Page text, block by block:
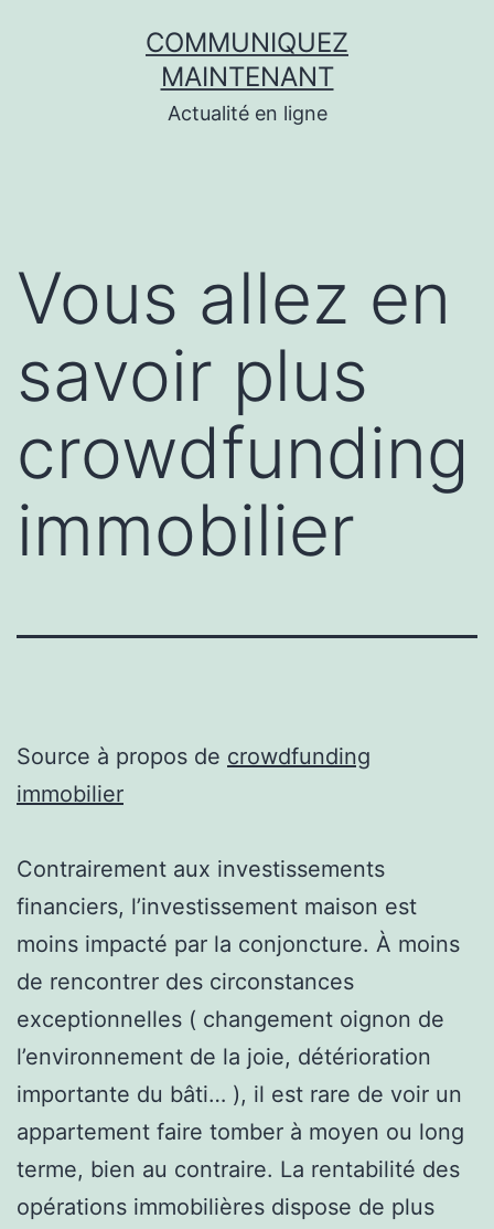
COMMUNIQUEZ
MAINTENANT
Actualité en ligne
Vous allez en
savoir plus
crowdfunding
immobilier
Source à propos de crowdfunding
immobilier
Contrairement aux investissements
financiers, l’investissement maison est
moins impacté par la conjoncture. À moins
de rencontrer des circonstances
exceptionnelles ( changement oignon de
l’environnement de la joie, détérioration
importante du bâti… ), il est rare de voir un
appartement faire tomber à moyen ou long
terme, bien au contraire. La rentabilité des
opérations immobilières dispose de plus